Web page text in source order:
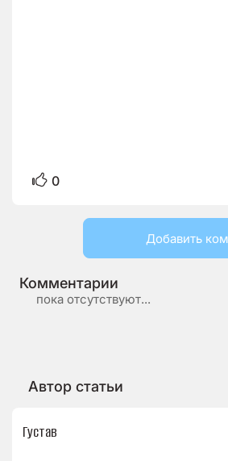
0
Добавить
Комментарии
пока отсутствуют...
Автор статьи
Густав